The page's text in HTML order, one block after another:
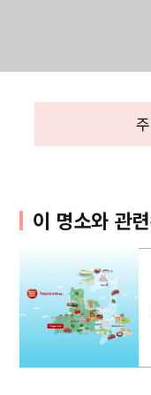
이 명소와 관